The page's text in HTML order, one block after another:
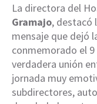
La directora del
Gramajo, destacó
mensaje que dejó
conmemorado el
verdadera unión
jornada muy
subdirectores,